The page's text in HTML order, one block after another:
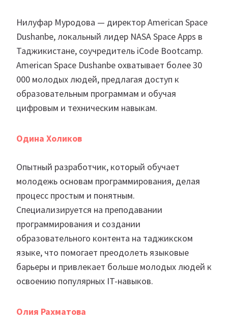
Нилуфар Муродова — директор American Space
Dushanbe, локальный лидер NASA Space Apps в
Таджикистане, соучредитель iCode Bootcamp.
American Space Dushanbe охватывает более 30
000 молодых людей, предлагая доступ к
образовательным программам и обучая
цифровым и техническим навыкам.
Одина Холиков
Опытный разработчик, который обучает
молодежь основам программирования, делая
процесс простым и понятным.
Специализируется на преподавании
программирования и создании
образовательного контента на таджикском
языке, что помогает преодолеть языковые
барьеры и привлекает больше молодых людей к
освоению популярных IT-навыков.
Олия Рахматова